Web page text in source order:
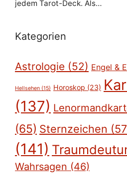
jedem Tarot-Deck. Als…
Kategorien
Astrologie (52) Engel &
Hellsehen (15) Horoskop (23)
(137)
(65) Sternzeichen
(141)
Wahrsagen (46)